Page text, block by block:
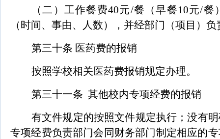
（二）工作餐费40元/餐（早餐10元/
（时间、事由、人数），并经部门（项目）
第三十条 医药费的报销
按照学校相关医药费报销规定办理。
第三十一条 其他校内专项经费的报销
有文件规定的按照文件规定执行；没有
专项经费负责部门会同财务部门制定相应的